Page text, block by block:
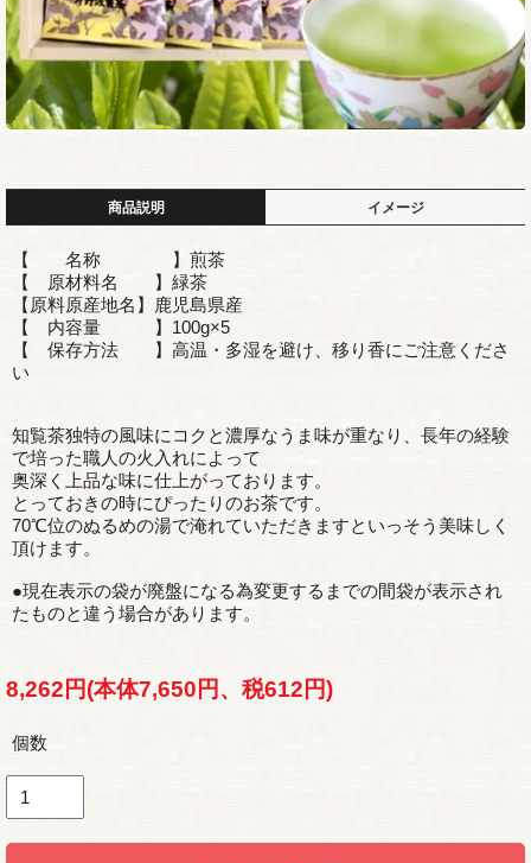
商品説明 イメージ
【 名称 】煎茶
【 原材料名 】緑茶
【原料原産地名】鹿児島県産
【 内容量 】100g×5
【 保存方法 】高温・多湿を避け、移り香にご注意くださ
い
知覧茶独特の風味にコクと濃厚なうま味が重なり、長年の経験
で培った職人の火入れによって
奥深く上品な味に仕上がっております。
とっておきの時にぴったりのお茶です。
70℃位のぬるめの湯で淹れていただきますといっそう美味しく
頂けます。
●現在表示の袋が廃盤になる為変更するまでの間袋が表示され
たものと違う場合があります。
8,262円(本体7,650円、税612円)
個数